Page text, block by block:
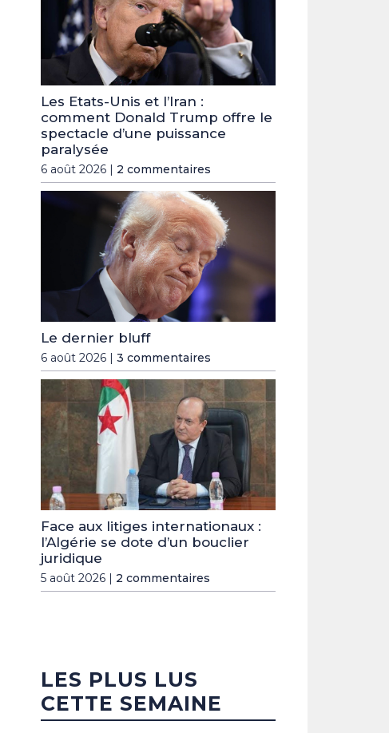
Les Etats-Unis et l’Iran :
comment Donald Trump offre le
spectacle d’une puissance
paralysée
6 août 2026 | 2 commentaires
Le dernier bluff
6 août 2026 | 3 commentaires
Face aux litiges internationaux :
l’Algérie se dote d’un bouclier
juridique
5 août 2026 | 2 commentaires
LES PLUS LUS
CETTE SEMAINE